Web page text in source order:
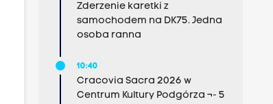
Zderzenie karetki z
samochodem na DK75. Jedna
osoba ranna
10:40
Cracovia Sacra 2026 w
Centrum Kultury Podgórza ¬- 5